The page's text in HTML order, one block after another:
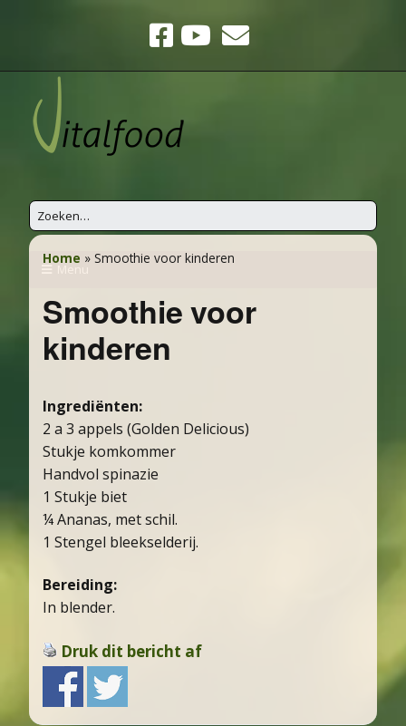
Home » Smoothie voor kinderen
Smoothie voor
kinderen
Ingrediënten:
2 a 3 appels (Golden Delicious)
Stukje komkommer
Handvol spinazie
1 Stukje biet
¼ Ananas, met schil.
1 Stengel bleekselderij.
Bereiding:
In blender.
Druk dit bericht af